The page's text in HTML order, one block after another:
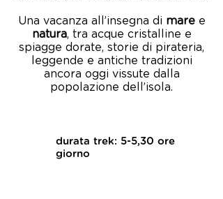
Una vacanza all’insegna di mare e
natura, tra acque cristalline e
spiagge dorate, storie di pirateria,
leggende e antiche tradizioni
ancora oggi vissute dalla
popolazione dell’isola.
durata trek: 5-5,30 ore
giorno